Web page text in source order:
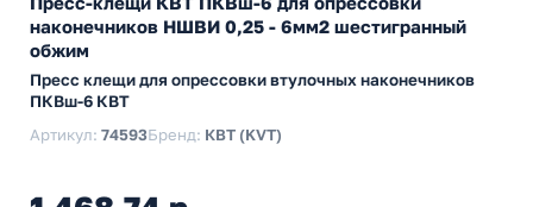
наконечников НШВИ 0,25 - 6мм2 шестигранный
обжим
Пресс клещи для опрессовки втулочных наконечников
ПКВш-6 КВТ
Артикул: 74593Бренд: КВТ (KVT)